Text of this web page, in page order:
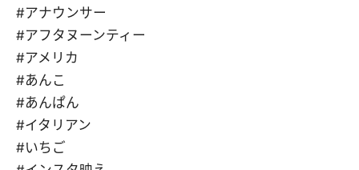
#アナウンサー
#アフタヌーンティー
#アメリカ
#あんこ
#あんぱん
#イタリアン
#いちご